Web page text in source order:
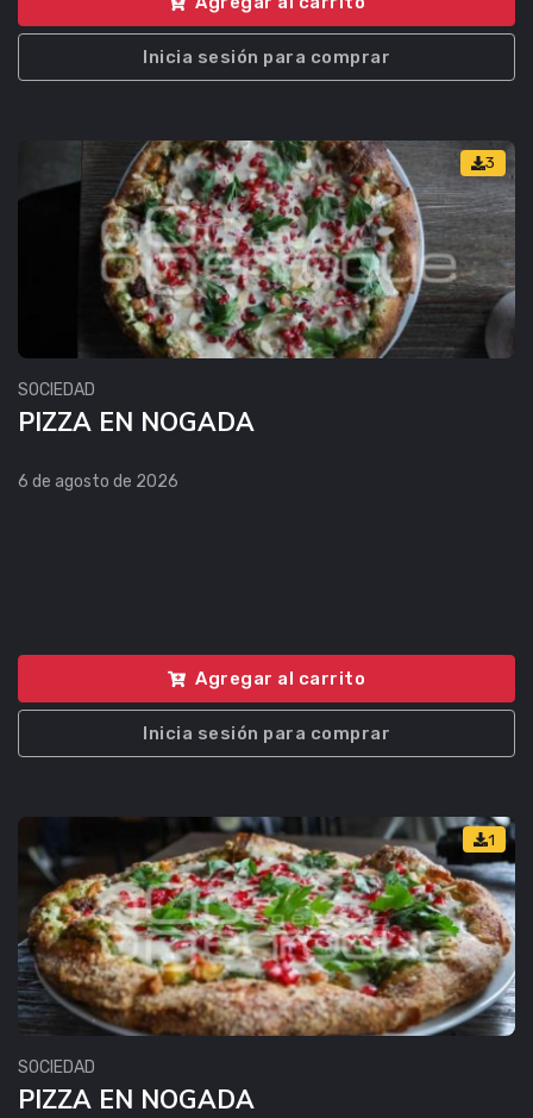
Inicia sesión para comprar
3
SOCIEDAD
PIZZA EN NOGADA
6 de agosto de 2026
Agregar al carrito
Inicia sesión para comprar
1
SOCIEDAD
PIZZA EN NOGADA